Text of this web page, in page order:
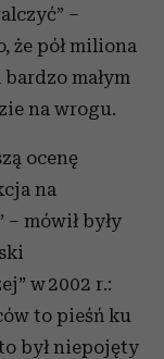
–
że pół miliona
małym
na wrogu.
ocenę
na
mówił były
w 2002 r.:
to pieśń ku
był niepojęty